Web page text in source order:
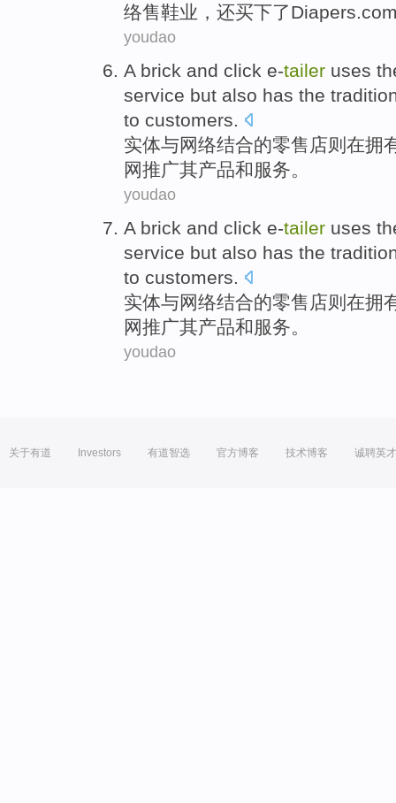
络售鞋业 ， 还买下了
youdao
A brick and click e-tailer uses
service but also has the
to customers.
实体与网络结合的零售店则在拥
网推广其产品和服务。
youdao
A brick and click e-tailer uses
service but also has the
to customers.
实体与网络结合的零售店则在拥
网推广其产品和服务。
youdao
关于有道 Investors 有道智选 官方博客 技术博客 诚聘英才